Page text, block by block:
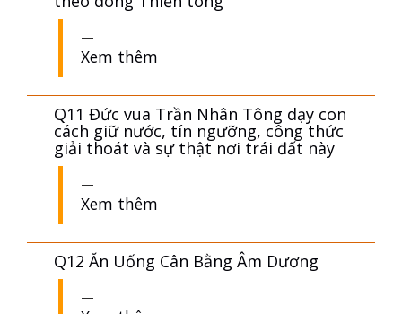
Xem thêm
Q11 Đức vua Trần Nhân Tông dạy con
cách giữ nước, tín ngưỡng, công thức
giải thoát và sự thật nơi trái đất này
Xem thêm
Q12 Ăn Uống Cân Bằng Âm Dương